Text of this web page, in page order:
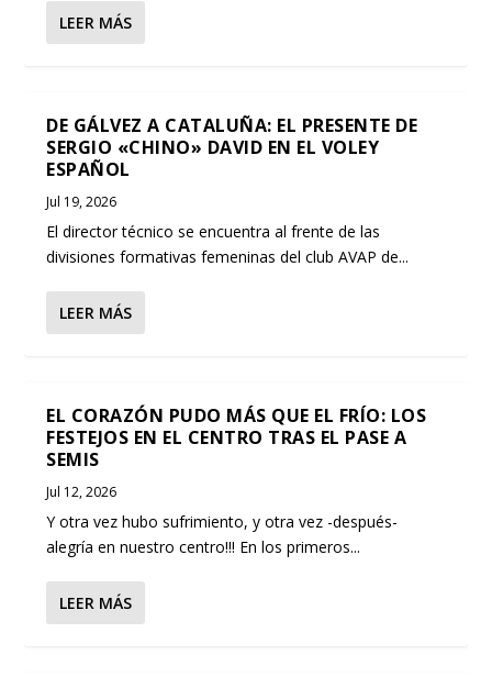
LEER MÁS
DE GÁLVEZ A CATALUÑA: EL PRESENTE DE
SERGIO «CHINO» DAVID EN EL VOLEY
ESPAÑOL
Jul 19, 2026
El director técnico se encuentra al frente de las
divisiones formativas femeninas del club AVAP de...
LEER MÁS
EL CORAZÓN PUDO MÁS QUE EL FRÍO: LOS
FESTEJOS EN EL CENTRO TRAS EL PASE A
SEMIS
Jul 12, 2026
Y otra vez hubo sufrimiento, y otra vez -después-
alegría en nuestro centro!!! En los primeros...
LEER MÁS